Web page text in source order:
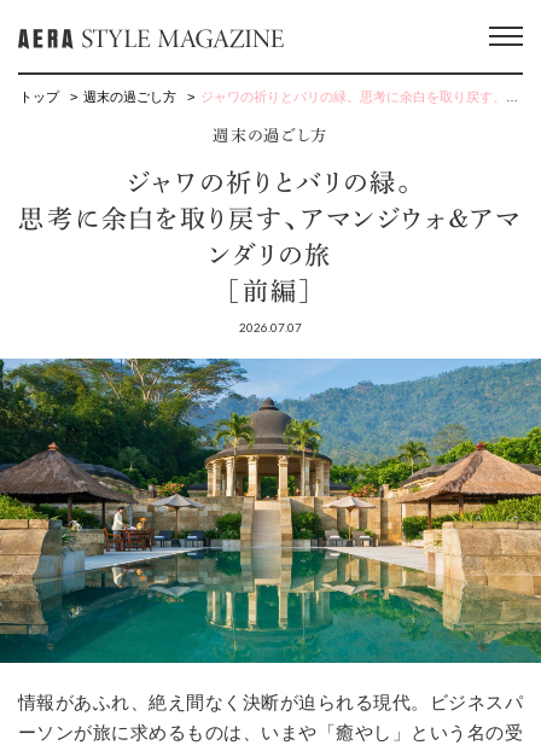
トップ 週末の過ごし方 ジャワの祈りとバリの緑。思考に余白を取り戻す、アマンジウォ＆アマンダリの旅［前編］
週末の過ごし方
ジャワの祈りとバリの緑。
思考に余白を取り戻す、アマンジウォ＆アマ
ンダリの旅
［前編］
2026.07.07
情報があふれ、絶え間なく決断が迫られる現代。ビジネスパ
ーソンが旅に求めるものは、いまや「癒やし」という名の受